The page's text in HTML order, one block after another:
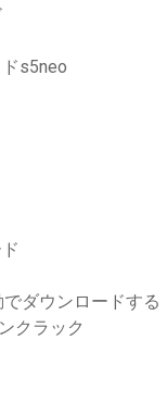
s5neo
ダウンロードする
クラック